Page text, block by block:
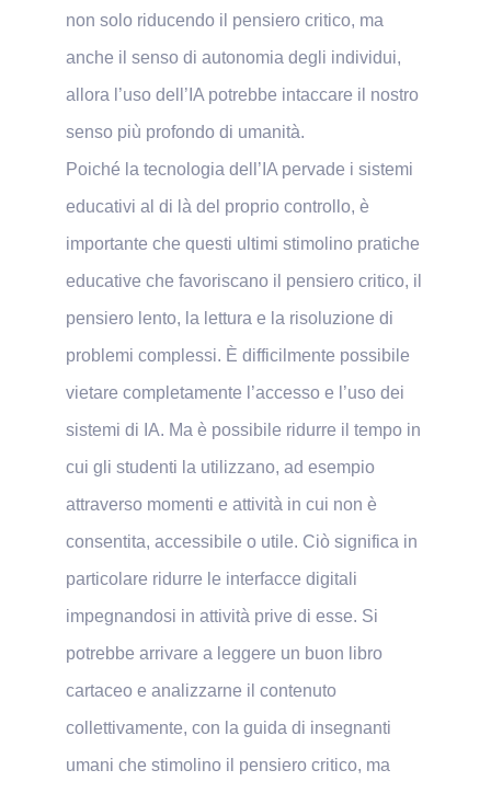
non solo riducendo il pensiero critico, ma
anche il senso di autonomia degli individui,
allora l’uso dell’IA potrebbe intaccare il nostro
senso più profondo di umanità.
Poiché la tecnologia dell’IA pervade i sistemi
educativi al di là del proprio controllo, è
importante che questi ultimi stimolino pratiche
educative che favoriscano il pensiero critico, il
pensiero lento, la lettura e la risoluzione di
problemi complessi. È difficilmente possibile
vietare completamente l’accesso e l’uso dei
sistemi di IA. Ma è possibile ridurre il tempo in
cui gli studenti la utilizzano, ad esempio
attraverso momenti e attività in cui non è
consentita, accessibile o utile. Ciò significa in
particolare ridurre le interfacce digitali
impegnandosi in attività prive di esse. Si
potrebbe arrivare a leggere un buon libro
cartaceo e analizzarne il contenuto
collettivamente, con la guida di insegnanti
umani che stimolino il pensiero critico, ma